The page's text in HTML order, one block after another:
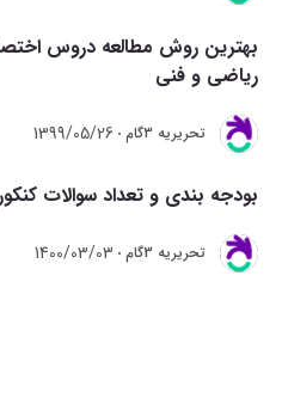
بهترین روش مطالعه دروس
ریاضی و فنی
تحريريه 3گام 1399/05/26
بودجه بندی و تعداد سوالات
تحريريه 3گام 1400/03/03